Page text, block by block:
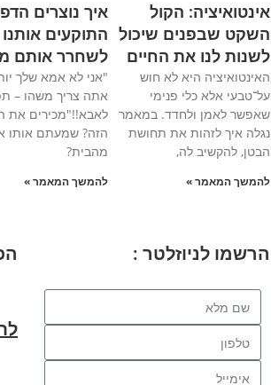
אינטואיציה: הקול
השקט שבפנים שיכול
לשנות לנו את החיים
האינטואיציה היא לא חוש
על־טבעי אלא כלי פנימי
שאפשר לאמן ולחדד. במאמר
נגלה איך לזהות את תחושת
הבטן, להקשיב לה,
להמשך המאמר »
איך נוצרים
התוקעים אותנו
לשחרר אותם
"אני לא אמא שלך
אתה צריך משהו –
לאבא!!"מכירים את
הזה? שמעתם אותו
מהבית?
להמשך המאמר »
הרשמו לניוזלטר :